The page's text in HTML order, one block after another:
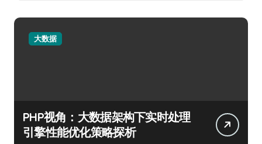
大数据
PHP视角：大数据架构下实时处理
引擎性能优化策略探析